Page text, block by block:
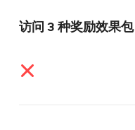
访问 3 种奖励效果包